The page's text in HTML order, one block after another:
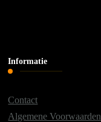
Informatie
Contact
Algemene Voorwaarden